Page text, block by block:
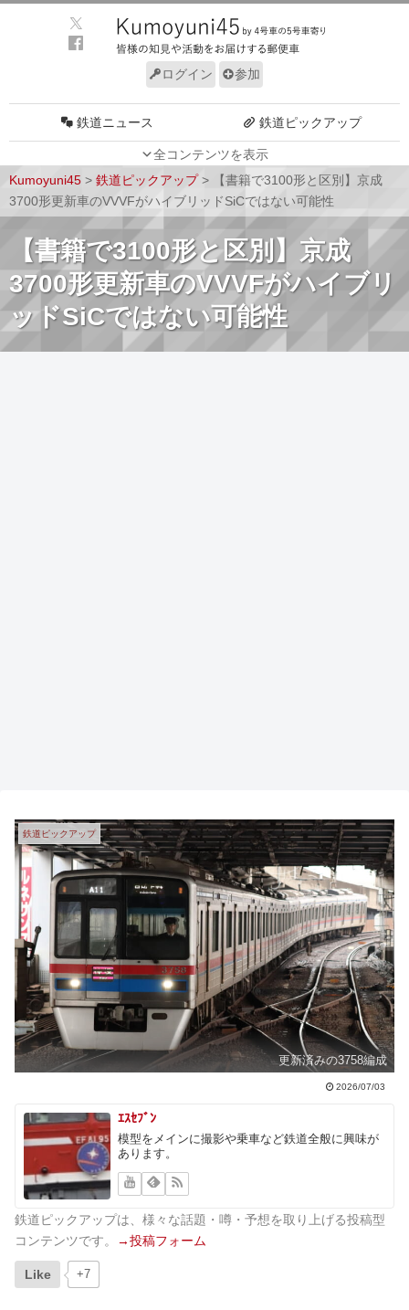
ログイン 参加
全コンテンツを表示
鉄道ニュース 鉄道ピックアップ
車両技術 路線探訪
ルール サイトについて
Kumoyuni45 > 鉄道ピックアップ>
【書籍で3100形と区別】京成
3700形更新車のVVVFがハイブリッドSiCではない可能性
【書籍で3100形と区別】京成
3700形更新車のVVVFがハイブリ
ッドSiCではない可能性
鉄道ピックアップ
更新済みの3758編成
2026/07/03
ｴｽｾﾌﾞﾝ
模型をメインに撮影や乗車など鉄道全般に興味が
あります。
鉄道ピックアップは、様々な話題・噂・予想を取り上げる投稿型
コンテンツです。
→投稿フォーム
Like +7